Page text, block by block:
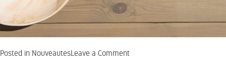
Posted in NouveautesLeave a Comment